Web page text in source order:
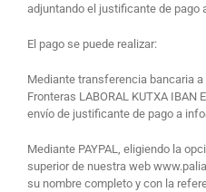
adjuntando el justificante de pago
El pago se puede realizar:
Mediante transferencia bancaria
Fronteras LABORAL KUTXA IBAN
envío de justificante de pago a
Mediante PAYPAL, eligiendo la
superior de nuestra web
su nombre completo y con la